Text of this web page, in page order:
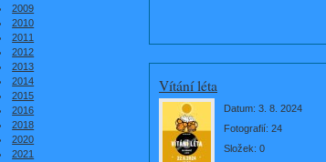
Vítání léta
Datum: 3. 8. 2024
Fotografií: 24
Složek: 0
2009
2010
2011
2012
2013
2014
2015
2016
2018
2020
2021